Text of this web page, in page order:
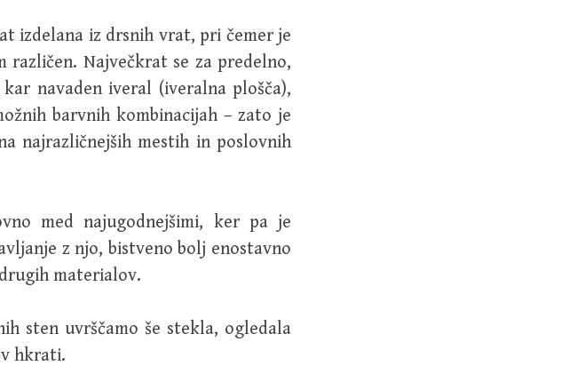
izdelana iz drsnih vrat, pri čemer je
različen. Največkrat se za predelno,
navaden iveral (iveralna plošča),
barvnih kombinacijah – zato je
najrazličnejših mestih in poslovnih
med najugodnejšimi, ker pa je
z njo, bistveno bolj enostavno
materialov.
sten uvrščamo še stekla, ogledala
hkrati.